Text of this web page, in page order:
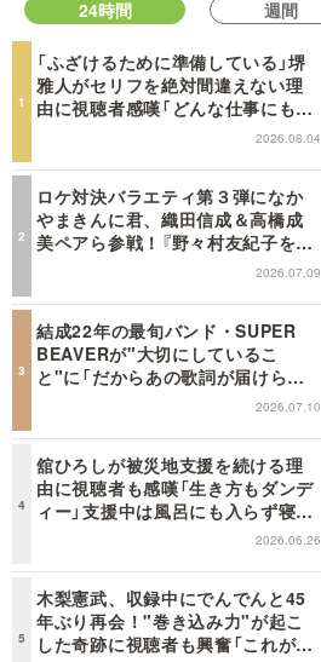
24時間 週間
「ふざけるために準備している」堺
雅人がセリフを絶対間違えない理
由に視聴者感嘆「どんな仕事にも当
てはまる」【日曜日の初耳学】2026.08.04
ロケ対決バラエティ第３弾になか
やまきんに君、織田信成＆高橋成
美ペアら参戦！『野々村友紀子を黙
らせろ！』１２日（日）昼に放送！
2026.07.09
結成22年の最旬バンド・SUPER
BEAVERが"大切にしているこ
と"に「だからあの歌詞が届けられ
るんだ」共感の声＜日曜日の初耳学
2026.07.10
舘ひろしが被災地支援を続ける理
由に視聴者も感嘆「生き方もダンデ
ィー」支援中は風呂にも入らず寝袋
で寝泊まり【日曜日の初耳学】2026.06.26
木梨憲武、収録中にでんでんと45
年ぶり再会！"巻き込み力"が起こ
した奇跡に視聴者も興奮「これがテ